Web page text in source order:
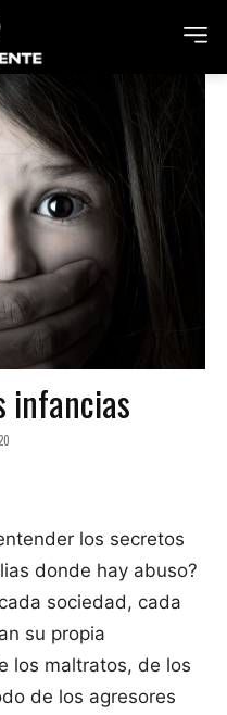
infancias
los secretos
donde hay abuso?
sociedad, cada
su propia
los maltratos, de los
de los agresores